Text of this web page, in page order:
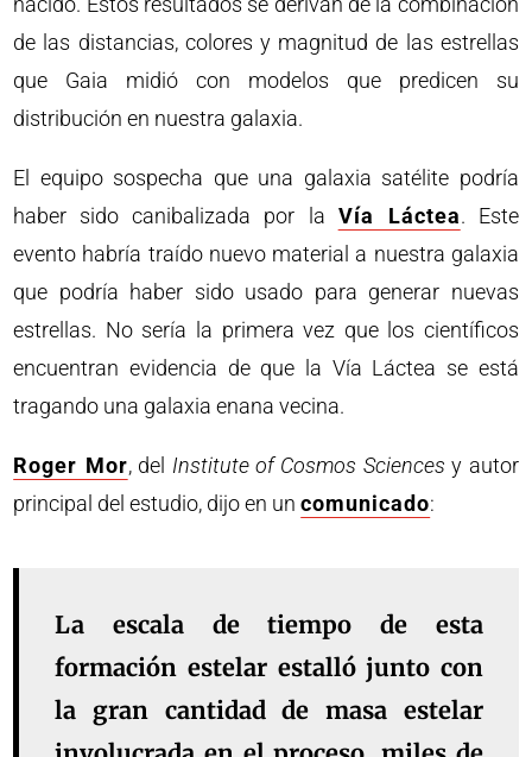
de las distancias, colores y magnitud de las estrellas
que Gaia midió con modelos que predicen su
distribución en nuestra galaxia.
El equipo sospecha que una galaxia satélite podría
haber sido canibalizada por la Vía Láctea. Este
evento habría traído nuevo material a nuestra galaxia
que podría haber sido usado para generar nuevas
estrellas. No sería la primera vez que los científicos
encuentran evidencia de que la Vía Láctea se está
tragando una galaxia enana vecina.
Roger Mor, del Institute of Cosmos Sciences y autor
principal del estudio, dijo en uncomunicado:
La escala de tiempo de esta
formación estelar estalló junto con
la gran cantidad de masa estelar